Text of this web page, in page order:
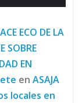
ECO DE LA
SOBRE
EN
en ASAJA
locales en